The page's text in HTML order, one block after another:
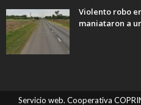
Violento robo
maniataron a
Servicio web. Cooperativa